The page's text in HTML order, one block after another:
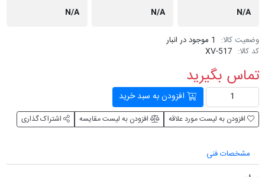
N/A
N/A
N/A
وضعیت کالا: 1 موجود در انبار
کد کالا: XV-517
تماس بگیرید
افزودن به سبد خرید
افزودن به لیست مورد علاقه افزودن به لیست مقایسه اشتراک گذاری
مشخصات فنی